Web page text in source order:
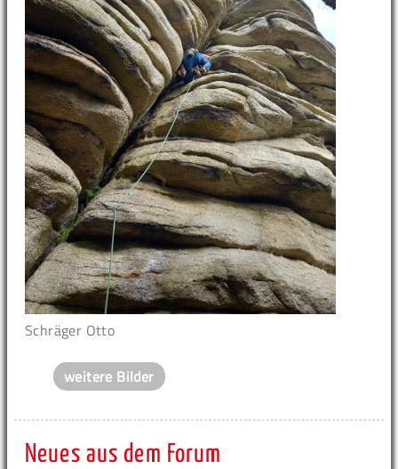
Schräger Otto
weitere Bilder
Neues aus dem Forum